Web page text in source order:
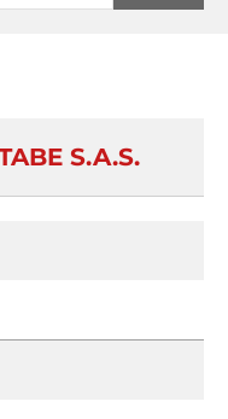
S.A.S.